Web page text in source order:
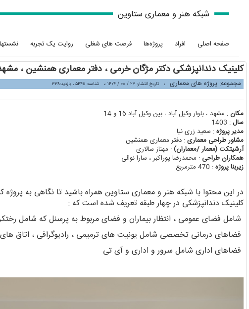
شبکه هنر و معماری ستاوین
صفحه اصلی افراد پروژه‌ها فرصت های شغلی روایت یک تجربه
کلینیک دندانپزشکی دکتر مژگان خرمی ، دفتر معماری همنشین ،
مجموعه: پروژه های معماری ، تاریخ انتشار: ۲۷ / ۰۸ / ۱۴۰۴ ، شناسه: ۵۴۴۵ ، بازدید:۳۳۸
مکان: مشهد ، بلوار وکیل آباد ، بین وکیل آباد 16 و 14
سال: 1403
مدیر پروژه: سعید زری نیا
مشاور طراحی معماری: دفتر معماری همنشین
آرشیتکت (معمار /معماران): مهناز سالاری
همکاران طراحی : محمدرضا پوراکبر ، سارا نوائی
زیربنا پروژه: 470 مترمربع
در این محتوا با شبکه هنر و معماری ستاوین همراه باشید تا نگاهی به
کلینیک دندانپزشکی در چهار طبقه تعریف شده است که :
شامل فضای عمومی ، انتظار بیماران و فضای مربوط به پرسنل که شامل
فضاهای درمانی تخصصی شامل یونیت های ترمیمی ، رادیوگرافی ، اتاق های
فضاهای اداری شامل سرور و اداری و آی تی